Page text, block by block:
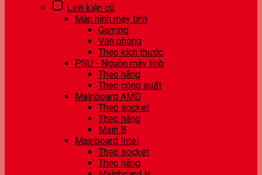
Linh kiện cũ
Màn hình máy tính
Gaming
Văn phòng
Theo kích thước
PSU - Nguồn máy tính
Theo hãng
Theo công suất
Mainboard AMD
Theo socket
Theo hãng
Main B
Mainboard Intel
Theo socket
Theo hãng